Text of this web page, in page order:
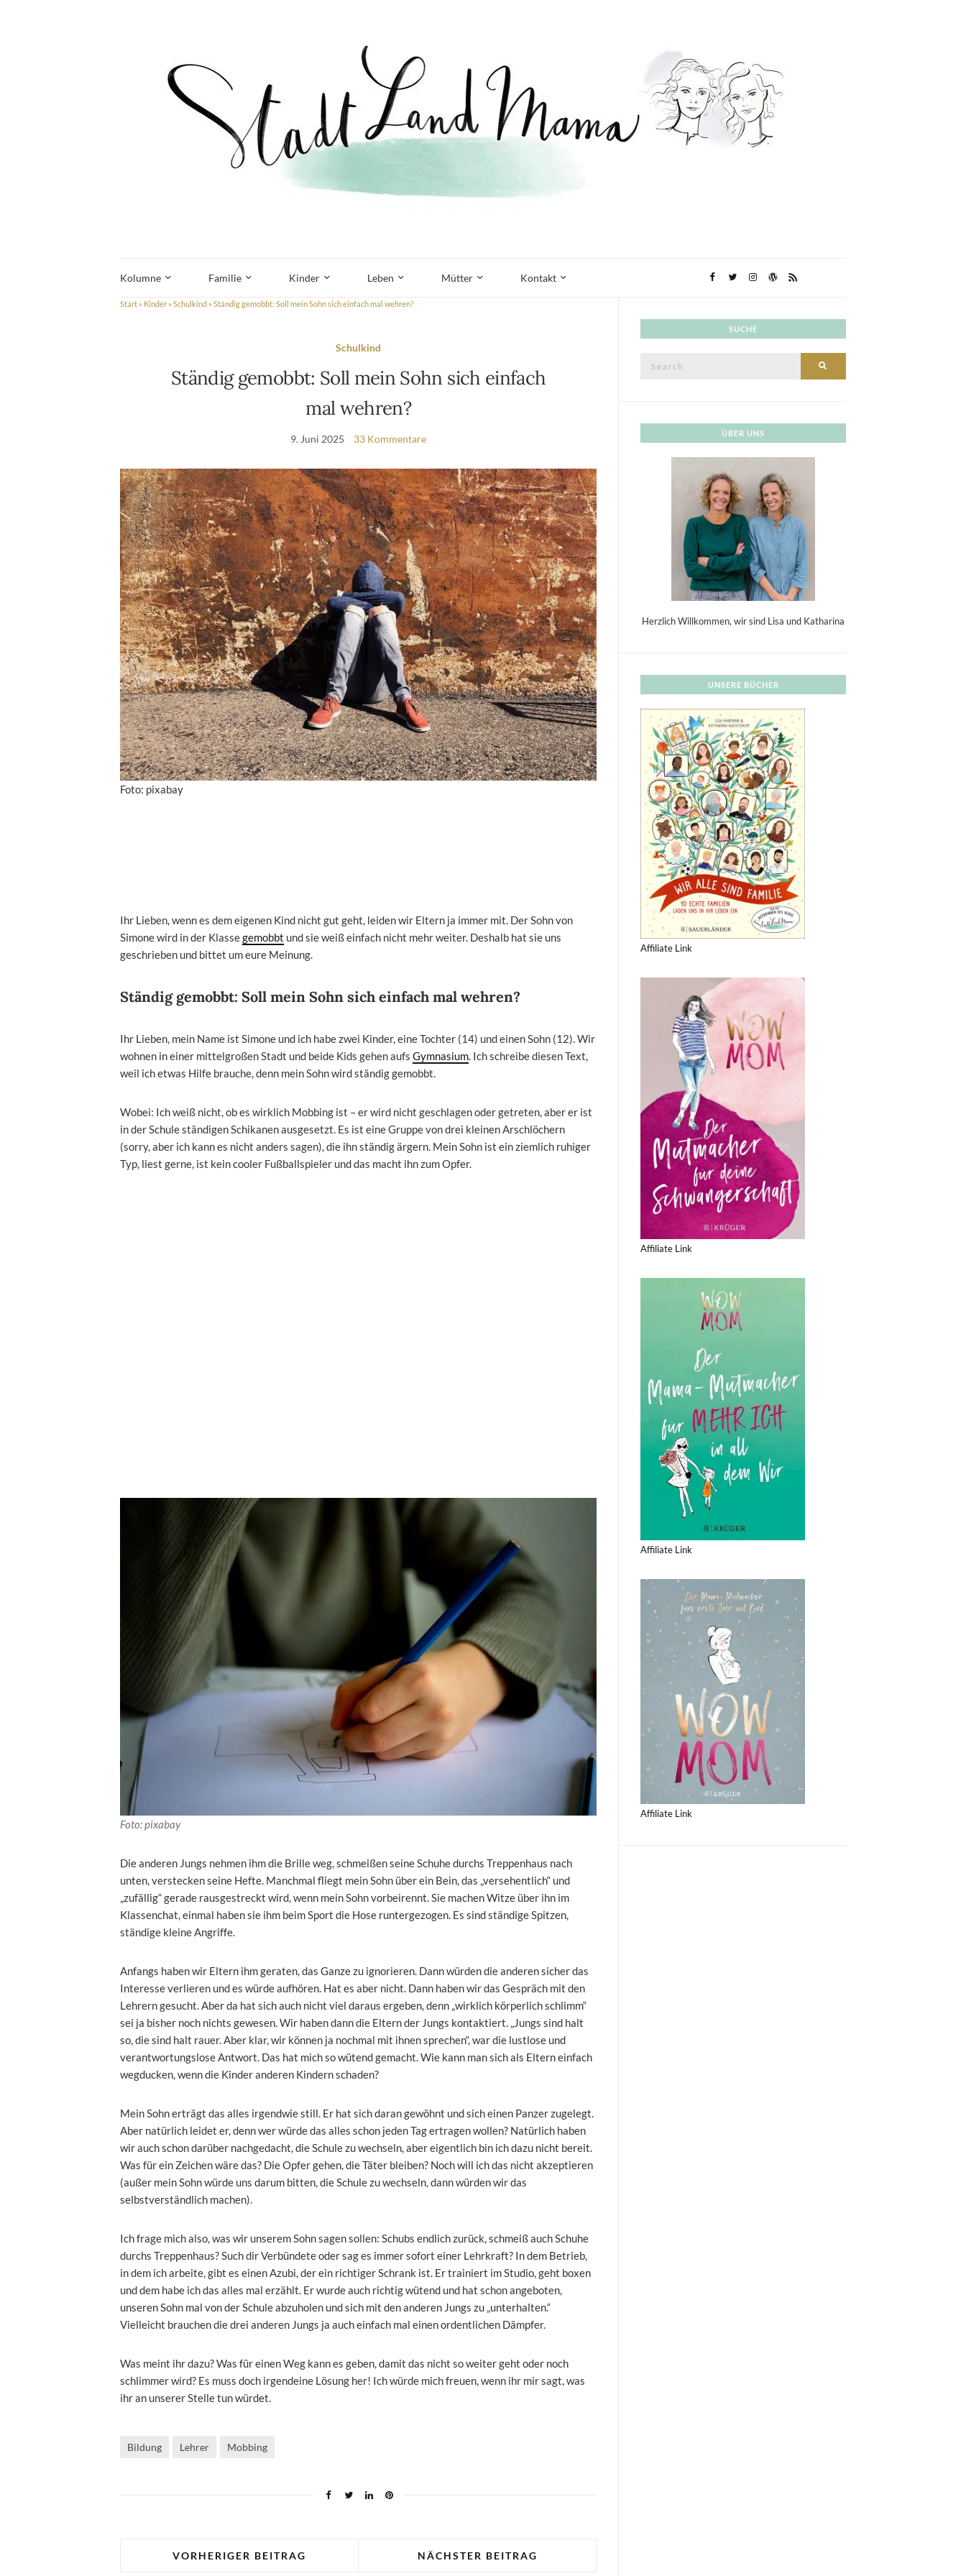
Kolumne Familie Kinder Leben Mütter Kontakt
Start » Kinder » Schulkind » Ständig gemobbt: Soll mein Sohn sich einfach mal wehren?
Schulkind
Ständig gemobbt: Soll mein Sohn sich einfach
mal wehren?
9. Juni 2025 33 Kommentare
Foto: pixabay
Ihr Lieben, wenn es dem eigenen Kind nicht gut geht, leiden wir Eltern ja immer mit. Der Sohn von
Simone wird in der Klassegemobbt und sie weiß einfach nicht mehr weiter. Deshalb hat sie uns
geschrieben und bittet um eure Meinung.
Ständig gemobbt: Soll mein Sohn sich einfach mal wehren?
Ihr Lieben, mein Name ist Simone und ich habe zwei Kinder, eine Tochter (14) und einen Sohn (12). Wir
wohnen in einer mittelgroßen Stadt und beide Kids gehen aufs Gymnasium. Ich schreibe diesen Text,
weil ich etwas Hilfe brauche, denn mein Sohn wird ständig gemobbt.
Wobei: Ich weiß nicht, ob es wirklich Mobbing ist – er wird nicht geschlagen oder getreten, aber er ist
in der Schule ständigen Schikanen ausgesetzt. Es ist eine Gruppe von drei kleinen Arschlöchern
(sorry, aber ich kann es nicht anders sagen), die ihn ständig ärgern. Mein Sohn ist ein ziemlich ruhiger
Typ, liest gerne, ist kein cooler Fußballspieler und das macht ihn zum Opfer.
Foto: pixabay
Die anderen Jungs nehmen ihm die Brille weg, schmeißen seine Schuhe durchs Treppenhaus nach
unten, verstecken seine Hefte. Manchmal fliegt mein Sohn über ein Bein, das „versehentlich“ und
„zufällig“ gerade rausgestreckt wird, wenn mein Sohn vorbeirennt. Sie machen Witze über ihn im
Klassenchat, einmal haben sie ihm beim Sport die Hose runtergezogen. Es sind ständige Spitzen,
ständige kleine Angriffe.
Anfangs haben wir Eltern ihm geraten, das Ganze zu ignorieren. Dann würden die anderen sicher das
Interesse verlieren und es würde aufhören. Hat es aber nicht. Dann haben wir das Gespräch mit den
Lehrern gesucht. Aber da hat sich auch nicht viel daraus ergeben, denn „wirklich körperlich schlimm“
sei ja bisher noch nichts gewesen. Wir haben dann die Eltern der Jungs kontaktiert. „Jungs sind halt
so, die sind halt rauer. Aber klar, wir können ja nochmal mit ihnen sprechen“, war die lustlose und
verantwortungslose Antwort. Das hat mich so wütend gemacht. Wie kann man sich als Eltern einfach
wegducken, wenn die Kinder anderen Kindern schaden?
Mein Sohn erträgt das alles irgendwie still. Er hat sich daran gewöhnt und sich einen Panzer zugelegt.
Aber natürlich leidet er, denn wer würde das alles schon jeden Tag ertragen wollen? Natürlich haben
wir auch schon darüber nachgedacht, die Schule zu wechseln, aber eigentlich bin ich dazu nicht bereit.
Was für ein Zeichen wäre das? Die Opfer gehen, die Täter bleiben? Noch will ich das nicht akzeptieren
(außer mein Sohn würde uns darum bitten, die Schule zu wechseln, dann würden wir das
selbstverständlich machen).
Ich frage mich also, was wir unserem Sohn sagen sollen: Schubs endlich zurück, schmeiß auch Schuhe
durchs Treppenhaus? Such dir Verbündete oder sag es immer sofort einer Lehrkraft? In dem Betrieb,
in dem ich arbeite, gibt es einen Azubi, der ein richtiger Schrank ist. Er trainiert im Studio, geht boxen
und dem habe ich das alles mal erzählt. Er wurde auch richtig wütend und hat schon angeboten,
unseren Sohn mal von der Schule abzuholen und sich mit den anderen Jungs zu „unterhalten.“
Vielleicht brauchen die drei anderen Jungs ja auch einfach mal einen ordentlichen Dämpfer.
Was meint ihr dazu? Was für einen Weg kann es geben, damit das nicht so weiter geht oder noch
schlimmer wird? Es muss doch irgendeine Lösung her! Ich würde mich freuen, wenn ihr mir sagt, was
ihr an unserer Stelle tun würdet.
Bildung Lehrer Mobbing
VORHERIGER BEITRAG NÄCHSTER BEITRAG
SUCHE
ÜBER UNS
Herzlich Willkommen, wir sind Lisa und Katharina
UNSERE BÜCHER
Affiliate Link
Affiliate Link
Affiliate Link
Affiliate Link